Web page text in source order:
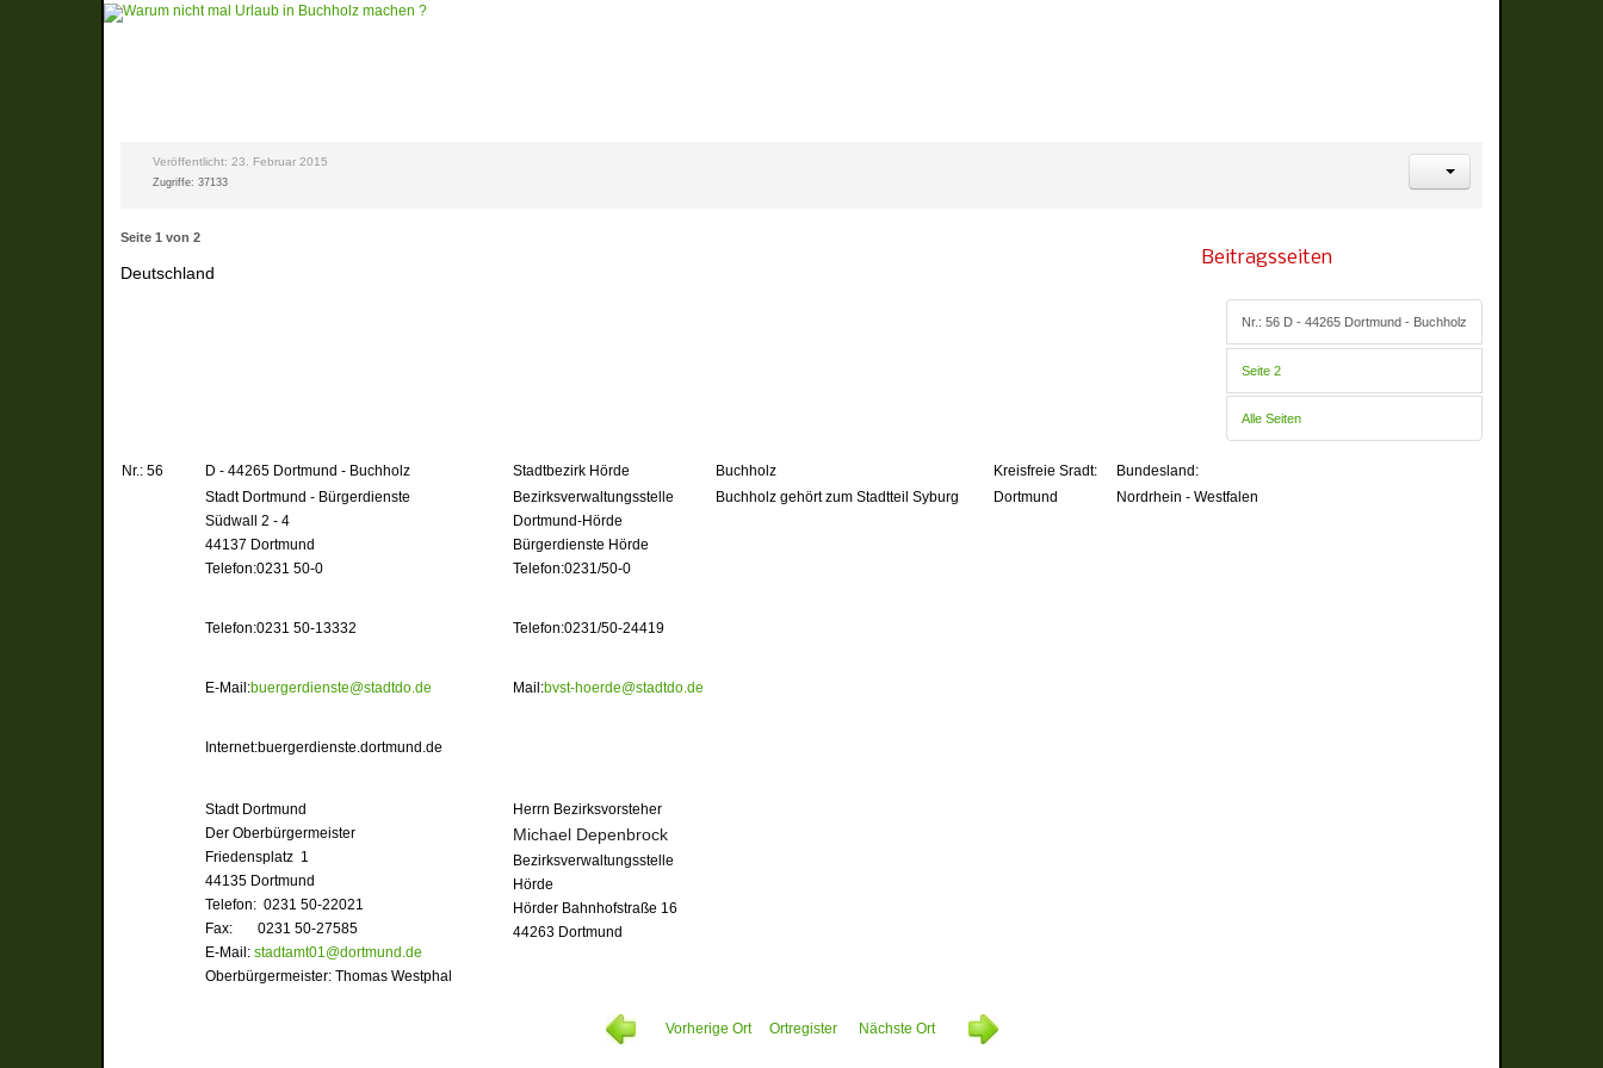
Veröffentlicht: 23. Februar 2015
Zugriffe: 37133
Beitragsseiten
Nr.: 56 D - 44265 Dortmund - Buchholz
Seite 2
Alle Seiten
Seite 1 von 2
Deutschland
Nr.: 56 D - 44265 Dortmund - Buchholz Stadtbezirk Hörde Buchholz Kreisfreie Sradt:
Bundesland:
Stadt Dortmund - Bürgerdienste
Südwall 2 - 4
44137 Dortmund
Telefon:0231 50-0
Telefon:0231 50-13332
E-Mail:buergerdienste@stadtdo.de
Internet:buergerdienste.dortmund.de
Bezirksverwaltungsstelle
Dortmund-Hörde
Bürgerdienste Hörde
Telefon:0231/50-0
Telefon:0231/50-24419
Mail:bvst-hoerde@stadtdo.de
Buchholz gehört zum Stadtteil Syburg Dortmund Nordrhein - Westfalen
Stadt Dortmund
Der Oberbürgermeister
Friedensplatz 1
44135 Dortmund
Telefon: 0231 50-22021
Fax: 0231 50-27585
E-Mail:stadtamt01@dortmund.de
Oberbürgermeister: Thomas Westphal
Herrn Bezirksvorsteher
Michael Depenbrock
Bezirksverwaltungsstelle
Hörde
Hörder Bahnhofstraße 16
44263 Dortmund
Vorherige Ort Ortregister Nächste Ort